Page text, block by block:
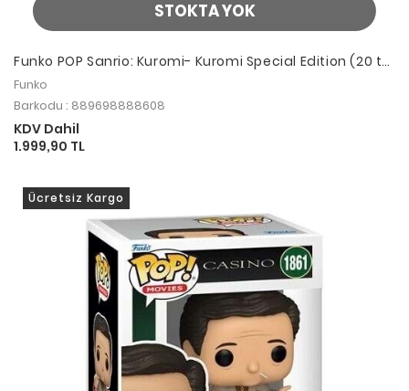
STOKTA YOK
Funko POP Sanrio: Kuromi- Kuromi Special Edition (20 th
Anniversay)
Funko
Barkodu : 889698888608
KDV Dahil
1.999,90 TL
Ücretsiz Kargo